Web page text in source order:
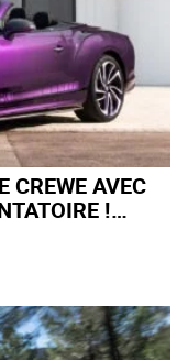
CREWE AVEC
!